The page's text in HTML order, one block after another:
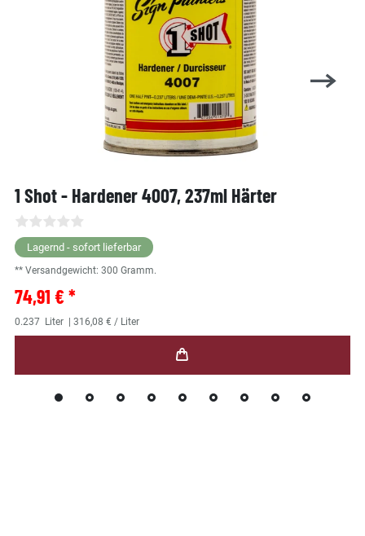
1 Shot - Hardener 4007, 237ml Härter
Lagernd - sofort lieferbar
** Versandgewicht: 300 Gramm.
74,91 € *
0.237 Liter | 316,08 € / Liter